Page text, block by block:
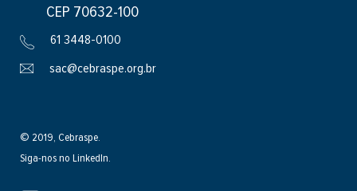
CEP 70632-100
61 3448-0100
sac@cebraspe.org.br
© 2019, Cebraspe.
Siga-nos no LinkedIn.